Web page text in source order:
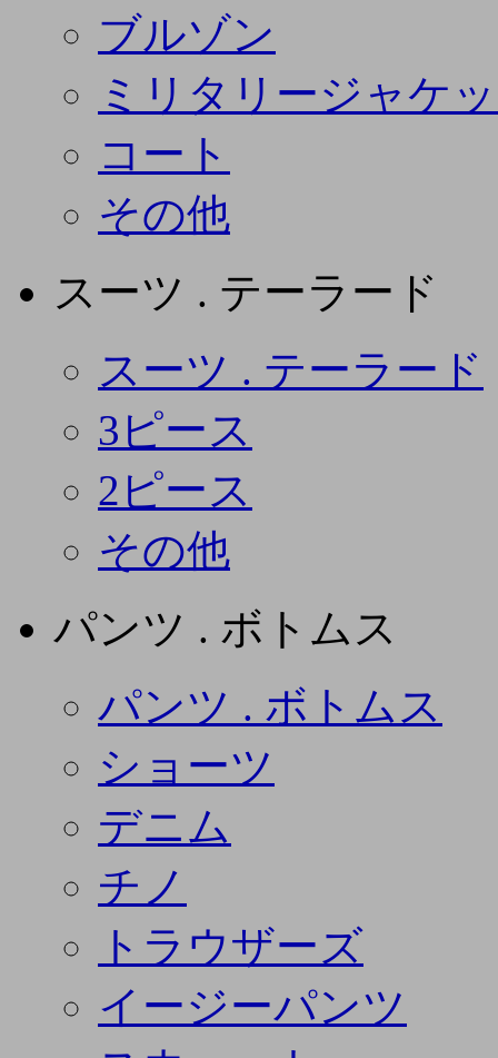
ブルゾン
ミリタリージャケ
コート
その他
スーツ . テーラード
スーツ . テーラード
3ピース
2ピース
その他
パンツ . ボトムス
パンツ . ボトムス
ショーツ
デニム
チノ
トラウザーズ
イージーパンツ